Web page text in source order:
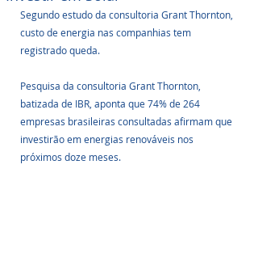
Segundo estudo da consultoria Grant Thornton,
custo de energia nas companhias tem
registrado queda.
Pesquisa da consultoria Grant Thornton,
batizada de IBR, aponta que 74% de 264
empresas brasileiras consultadas afirmam que
investirão em energias renováveis nos
próximos doze meses.